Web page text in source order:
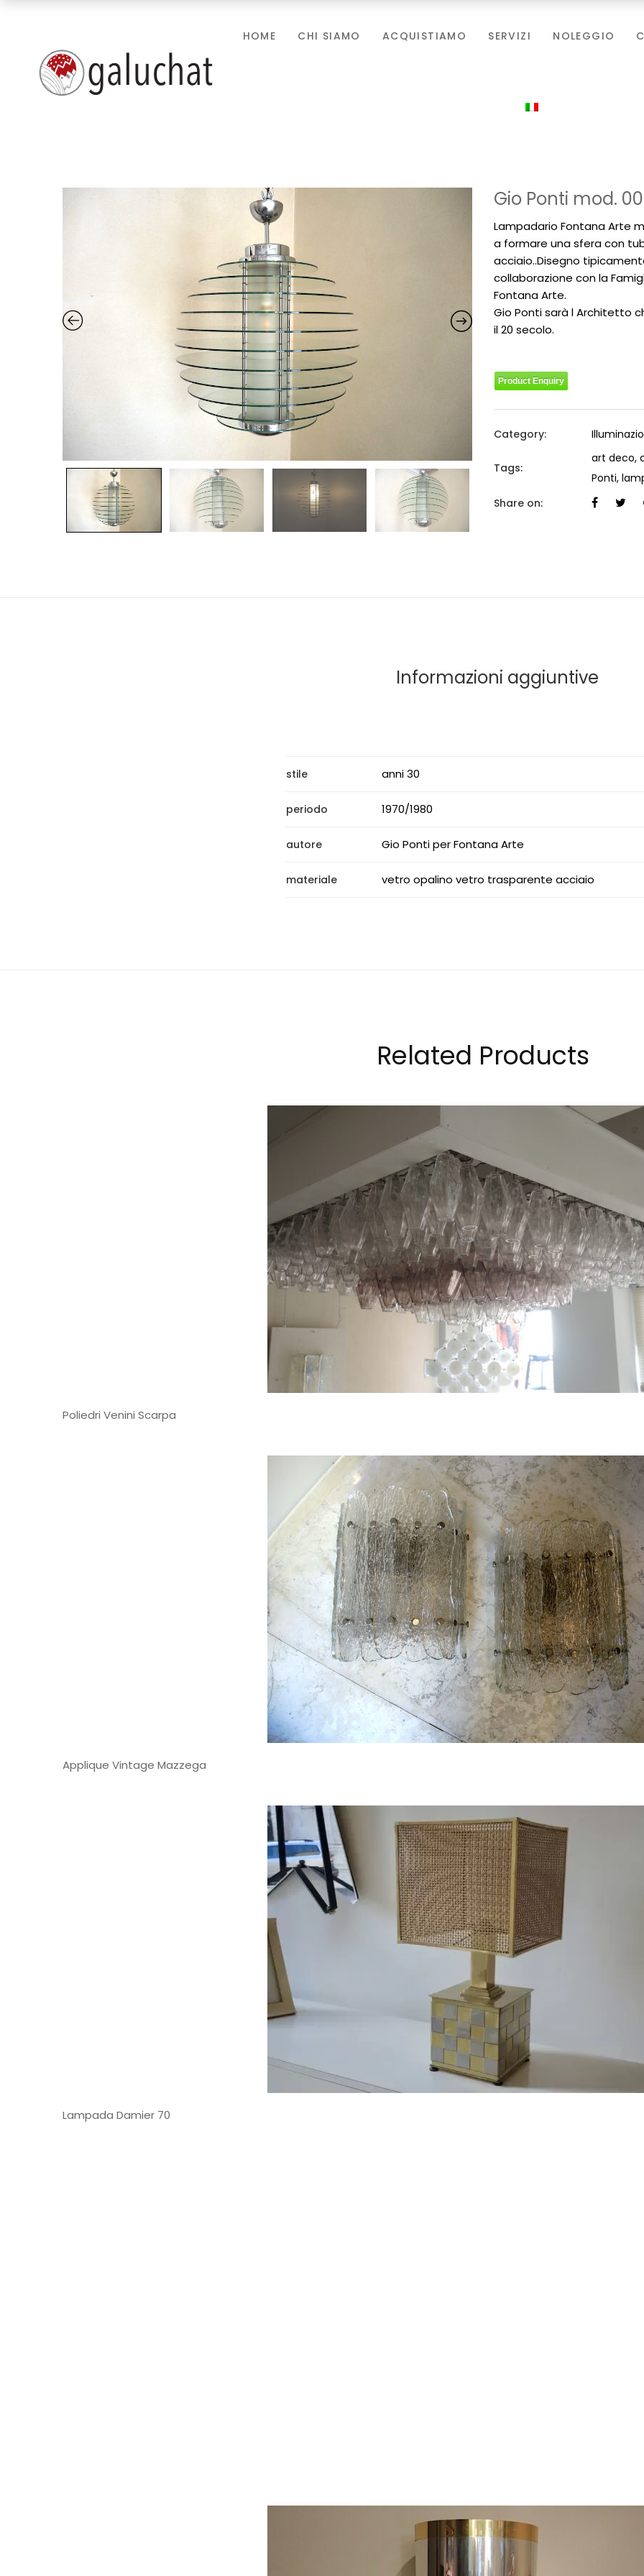
HOME CHI SIAMO ACQUISTIAMO SERVIZI NOLEGGIO
Gio Ponti mod.
Lampadario Fontana Arte
a formare una sfera con
acciaio..Disegno
collaborazione con la
Fontana Arte.
Gio Ponti sarà l Architetto
il 20 secolo.
Product Enquiry
Category:
Tags:
art deco,
Ponti,
Share on:
Informazioni aggiuntive
stile anni 30
periodo 1970/1980
autore Gio Ponti per Fontana Arte
materiale vetro opalino vetro trasparente acciaio
Related Products
Poliedri Venini Scarpa
Applique Vintage Mazzega
Lampada Damier 70